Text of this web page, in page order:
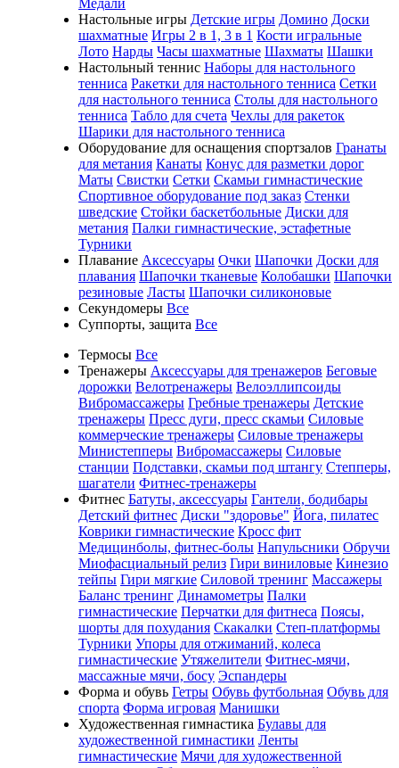
Медали
Настольные игры Детские игры Домино Доски
шахматные Игры 2 в 1, 3 в 1 Кости игральные
Лото Нарды Часы шахматные Шахматы Шашки
Настольный теннис Наборы для настольного
тенниса Ракетки для настольного тенниса Сетки
для настольного тенниса Столы для настольного
тенниса Табло для счета Чехлы для ракеток
Шарики для настольного тенниса
Оборудование для оснащения спортзалов Гранаты
для метания Канаты Конус для разметки дорог
Маты Свистки Сетки Скамьи гимнастические
Спортивное оборудование под заказ Стенки
шведские Стойки баскетбольные Диски для
метания Палки гимнастические, эстафетные
Турники
Плавание Аксессуары Очки Шапочки Доски для
плавания Шапочки тканевые Колобашки Шапочки
резиновые Ласты Шапочки силиконовые
Секундомеры Все
Суппорты, защита Все
Термосы Все
Тренажеры Аксессуары для тренажеров Беговые
дорожки Велотренажеры Велоэллипсоиды
Вибромассажеры Гребные тренажеры Детские
тренажеры Пресс дуги, пресс скамьи Силовые
коммерческие тренажеры Силовые тренажеры
Министепперы Вибромассажеры Силовые
станции Подставки, скамьи под штангу Степперы,
шагатели Фитнес-тренажеры
Фитнес Батуты, аксессуары Гантели, бодибары
Детский фитнес Диски "здоровье" Йога, пилатес
Коврики гимнастические Кросс фит
Медицинболы, фитнес-болы Напульсники Обручи
Миофасциальный релиз Гири виниловые Кинезио
тейпы Гири мягкие Силовой тренинг Массажеры
Баланс тренинг Динамометры Палки
гимнастические Перчатки для фитнеса Поясы,
шорты для похудания Скакалки Степ-платформы
Турники Упоры для отжиманий, колеса
гимнастические Утяжелители Фитнес-мячи,
массажные мячи, босу Эспандеры
Форма и обувь Гетры Обувь футбольная Обувь для
спорта Форма игровая Манишки
Художественная гимнастика Булавы для
художественной гимнастики Ленты
гимнастические Мячи для художественной